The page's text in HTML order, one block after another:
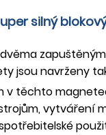
silný
jsou navrženy
v těchto
vytváření